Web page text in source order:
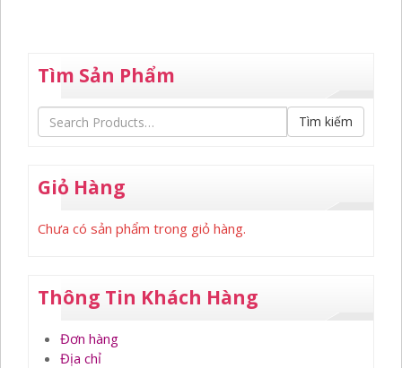
Tìm Sản Phẩm
Tìm kiếm
Giỏ Hàng
Chưa có sản phẩm trong giỏ hàng.
Thông Tin Khách Hàng
Đơn hàng
Địa chỉ